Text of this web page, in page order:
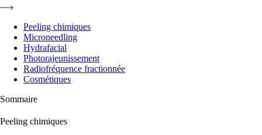
Peeling chimiques
Microneedling
Hydrafacial
Photorajeunissement
Radiofréquence fractionnée
Cosmétiques
Sommaire
Peeling chimiques